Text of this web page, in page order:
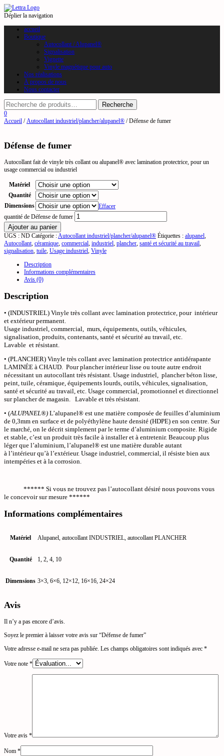
Déplier la navigation
accueil
Boutique
Autocollant / Alupanel®
Signalisation
Vignette
Vinyle magnétique pour auto
Nos réalisations
À propos de nous
Nous contacter
0
Accueil /Autocollant industriel/plancher/alupanel® / Défense de fumer
Défense de fumer
Autocollant fait de vinyle très collant ou alupanel® avec lamination protectrice, pour un
usage commercial ou industriel
Matériel
Quantité
Dimensions
Effacer
quantité de Défense de fumer
Ajouter au panier
UGS : ND Catégorie :Autocollant industriel/plancher/alupanel® Étiquettes : alupanel,
Autocollant, céramique, commercial, industriel, plancher, santé et sécurité au travail,
signalisation, tuile, Usage industriel, Vinyle
Description
Informations complémentaires
Avis (0)
Description
• (INDUSTRIEL) Vinyle très collant avec lamination protectrice, pour intérieur
et extérieur permanent.
Usage industriel, commercial, murs, équipements, outils, véhicules,
signalisation, produits, contenants, santé et sécurité au travail, etc.
Lavable et résistant.
• (PLANCHER) Vinyle très collant avec lamination protectrice antidérapante
LAMINÉE à CHAUD. Pour plancher intérieur lisse ou toute autre endroit
nécessitant un autocollant très résistant. Usage industriel, plancher béton lisse,
peint, tuile, céramique, équipements lourds, outils, véhicules, signalisation,
santé et sécurité au travail, etc. Usage commercial, promotionnel et directionnel
sur plancher de magasin. Lavable et très résistant.
• (ALUPANEL®) L’alupanel® est une matière composée de feuilles d’aluminium
de 0,3mm en surface et de polyéthylène haute densité (HDPE) en son centre. Sur
le marché, on le décrit simplement par le terme d’aluminium composite. Rigide
et stable, c’est un produit très facile à installer et à entretenir. Beaucoup plus
léger que l’aluminium, l’alupanel® est une matière durable autant
à l’intérieur qu’à l’extérieur. Usage industriel, commercial, il résiste bien aux
intempéries et à la corrosion.
****** Si vous ne trouvez pas l’autocollant désiré nous pouvons vous
le concevoir sur mesure ******
Informations complémentaires
Matériel Alupanel, autocollant INDUSTRIEL, autocollant PLANCHER
Quantité 1, 2, 4, 10
Dimensions 3×3, 6×6, 12×12, 16×16, 24×24
Avis
Il n’y a pas encore d’avis.
Soyez le premier à laisser votre avis sur “Défense de fumer”
Votre adresse e-mail ne sera pas publiée. Les champs obligatoires sont indiqués avec *
Votre note *
Votre avis *
Nom *